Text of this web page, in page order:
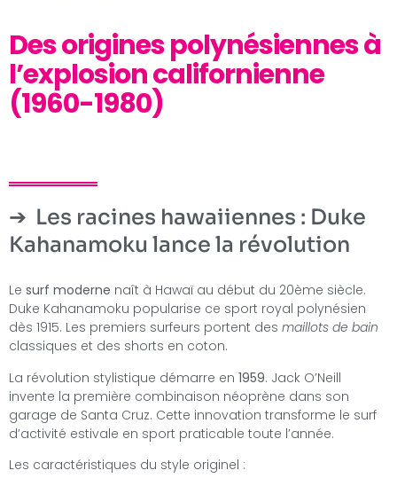
Des origines polynésiennes à
l’explosion californienne
(1960-1980)
Les racines hawaiiennes : Duke
Kahanamoku lance la révolution
Le surf moderne naît à Hawaï au début du 20ème siècle.
Duke Kahanamoku popularise ce sport royal polynésien
dès 1915. Les premiers surfeurs portent des maillots de bain
classiques et des shorts en coton.
La révolution stylistique démarre en 1959. Jack O’Neill
invente la première combinaison néoprène dans son
garage de Santa Cruz. Cette innovation transforme le surf
d’activité estivale en sport praticable toute l’année.
Les caractéristiques du style originel :